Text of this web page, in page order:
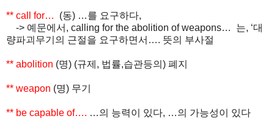
** call for… (동) …를 요구하다,
-> 예문에서 , calling for the abolition of weapons… 는, ‘대
량파괴무기의 근절을 요구하면서 …. 뜻의 부사절
** abolition (명) (규제 , 법률,습관등의 ) 폐지
** weapon (명) 무기
** be capable of…. …의 능력이 있다, …의 가능성이 있다